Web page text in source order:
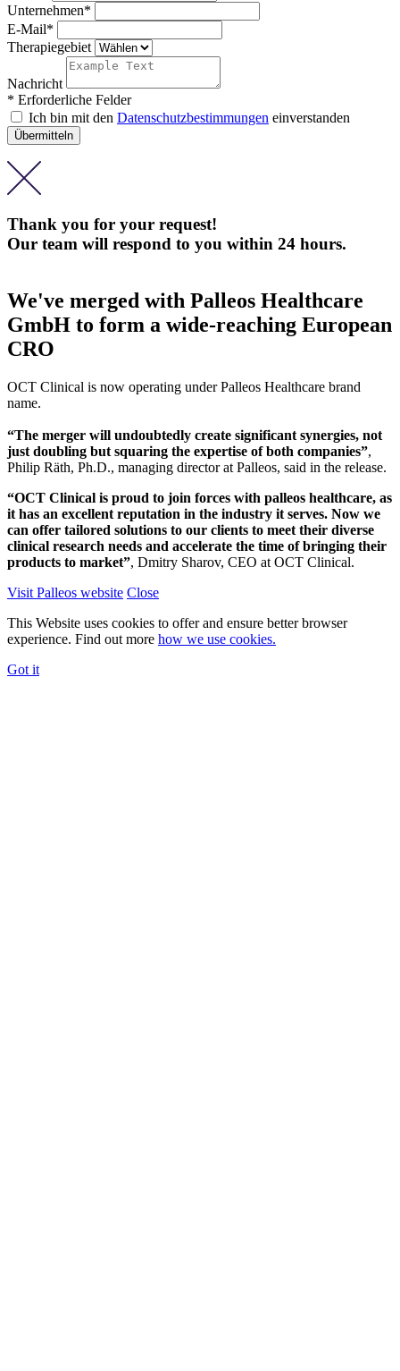
Unternehmen*
E-Mail*
Therapiegebiet
Nachricht
* Erforderliche Felder
Ich bin mit den Datenschutzbestimmungen einverstanden
Thank you for your request!
Our team will respond to you within 24 hours.
We've merged with Palleos Healthcare
GmbH to form a wide-reaching European
CRO
OCT Clinical is now operating under Palleos Healthcare brand
name.
“The merger will undoubtedly create significant synergies, not
just doubling but squaring the expertise of both companies”,
Philip Räth, Ph.D., managing director at Palleos, said in the release.
“OCT Clinical is proud to join forces with palleos healthcare, as
it has an excellent reputation in the industry it serves. Now we
can offer tailored solutions to our clients to meet their diverse
clinical research needs and accelerate the time of bringing their
products to market”, Dmitry Sharov, CEO at OCT Clinical.
Visit Palleos website Close
This Website uses cookies to offer and ensure better browser
experience. Find out more how we use cookies.
Got it